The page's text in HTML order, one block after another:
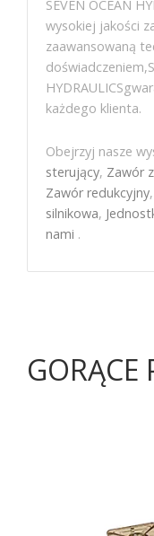
SEVEN OCEAN
wysokiej jakości
zaawansowaną
każdego klienta.
Obejrzyj nasze
sterujący, Zawór
Zawór redukcyjny,
silnikowa,
nami .
GORĄCE